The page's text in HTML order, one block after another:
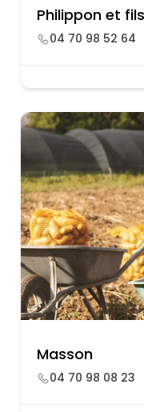
Philippon et fils
04 70 98 52 64
Masson
04 70 98 08 23